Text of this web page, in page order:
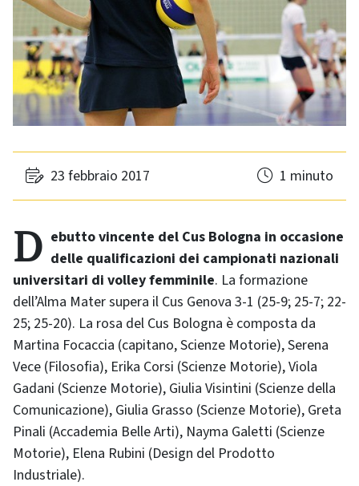
23 febbraio 2017 1 minuto
Debutto vincente del Cus Bologna in occasione delle qualificazioni dei campionati nazionali
universitari di volley femminile. La formazione
dell’Alma Mater supera il Cus Genova 3-1 (25-9; 25-7; 22-
25; 25-20). La rosa del Cus Bologna è composta da
Martina Focaccia (capitano, Scienze Motorie), Serena
Vece (Filosofia), Erika Corsi (Scienze Motorie), Viola
Gadani (Scienze Motorie), Giulia Visintini (Scienze della
Comunicazione), Giulia Grasso (Scienze Motorie), Greta
Pinali (Accademia Belle Arti), Nayma Galetti (Scienze
Motorie), Elena Rubini (Design del Prodotto
Industriale).